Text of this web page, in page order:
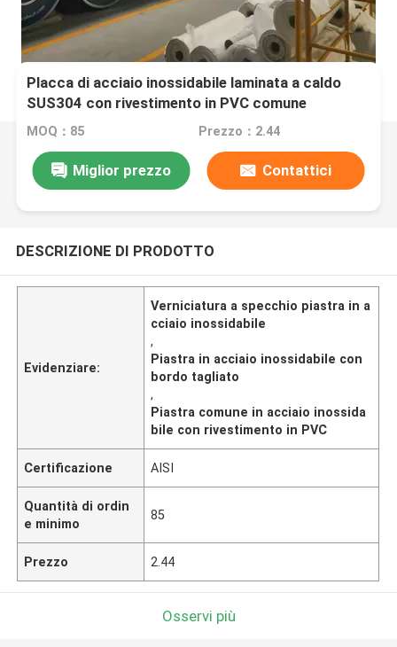
Placca di acciaio inossidabile laminata a caldo
SUS304 con rivestimento in PVC comune
MOQ：85 Prezzo：2.44
Miglior prezzo Contattici
DESCRIZIONE DI PRODOTTO
Evidenziare:
Verniciatura a specchio piastra in a
cciaio inossidabile
,
Piastra in acciaio inossidabile con
bordo tagliato
,
Piastra comune in acciaio inossida
bile con rivestimento in PVC
Certificazione AISI
Quantità di ordin
e minimo
85
Prezzo 2.44
Osservi più